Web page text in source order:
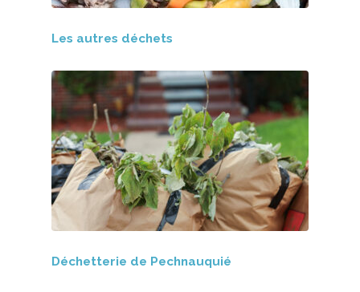
Les autres déchets
Déchetterie de Pechnauquié